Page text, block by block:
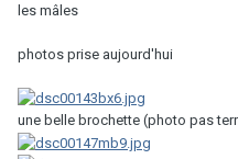
les mâles
photos prise aujourd'hui
une belle brochette (photo pas